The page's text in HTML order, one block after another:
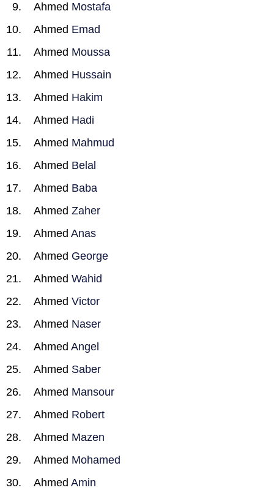
Ahmed Mostafa
Ahmed Emad
Ahmed Moussa
Ahmed Hussain
Ahmed Hakim
Ahmed Hadi
Ahmed Mahmud
Ahmed Belal
Ahmed Baba
Ahmed Zaher
Ahmed Anas
Ahmed George
Ahmed Wahid
Ahmed Victor
Ahmed Naser
Ahmed Angel
Ahmed Saber
Ahmed Mansour
Ahmed Robert
Ahmed Mazen
Ahmed Mohamed
Ahmed Amin